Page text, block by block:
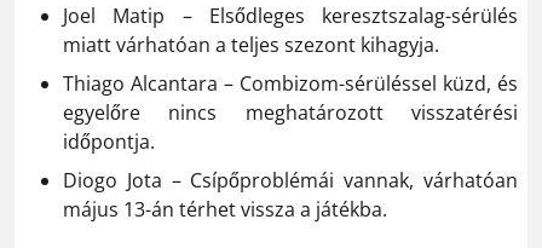
Joel Matip – Elsődleges keresztszalag-sérülés
miatt várhatóan a teljes szezont kihagyja.
Thiago Alcantara – Combizom-sérüléssel küzd, és
egyelőre nincs meghatározott visszatérési
időpontja.
Diogo Jota – Csípőproblémái vannak, várhatóan
május 13-án térhet vissza a játékba.